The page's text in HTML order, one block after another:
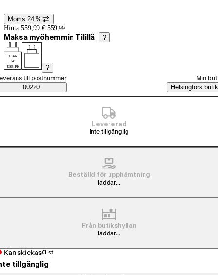
Prisinformation
Moms 24 %
Hinta 559,99 €. 559,99
Maksa myöhemmin Tilillä ?
15-66
W
USB PD
?
Saatavuustiedot
beställningssätt
till postnummer
00220
Min
Helsingfors butik
Levererad
Inte tillgänglig
Beställd för upphämtning
laddar...
Från butikshyllan
laddar...
Kan skickas0 st
tillgänglig